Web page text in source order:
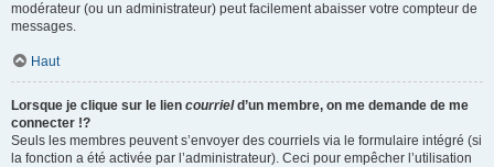
modérateur (ou un administrateur) peut facilement abaisser votre compteur de
messages.
Haut
Lorsque je clique sur le lien courrield’un membre, on me demande de me
connecter !?
Seuls les membres peuvent s’envoyer des courriels via le formulaire intégré (si
la fonction a été activée par l’administrateur). Ceci pour empêcher l’utilisation